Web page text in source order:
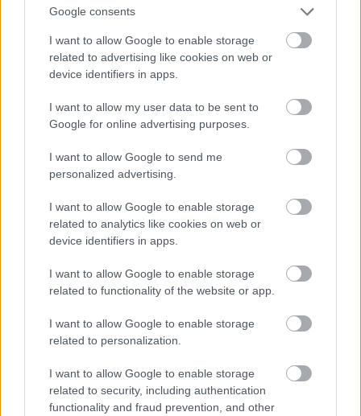
Google consents
I want to allow Google to enable storage
related to advertising like cookies on web or
device identifiers in apps.
I want to allow my user data to be sent to
Google for online advertising purposes.
I want to allow Google to send me
personalized advertising.
I want to allow Google to enable storage
related to analytics like cookies on web or
device identifiers in apps.
I want to allow Google to enable storage
related to functionality of the website or app.
I want to allow Google to enable storage
related to personalization.
I want to allow Google to enable storage
related to security, including authentication
functionality and fraud prevention, and other